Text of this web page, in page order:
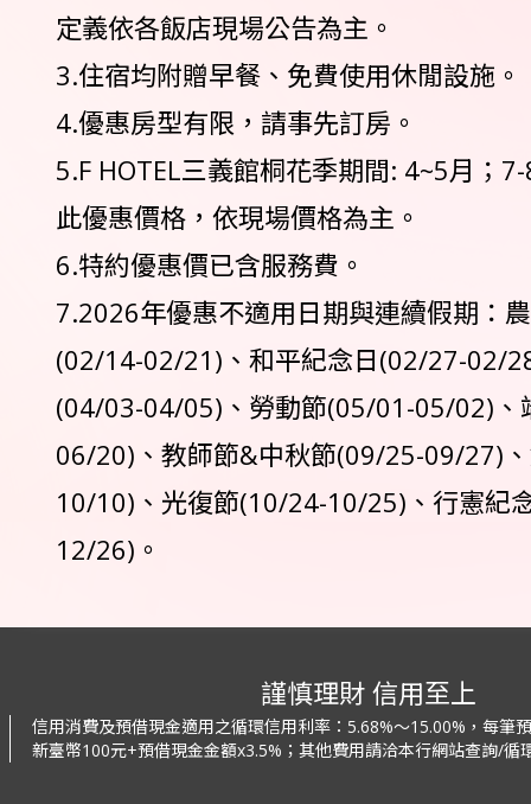
定義依各飯店現場公告為主。
3.住宿均附贈早餐、免費使用休閒設施。
4.優惠房型有限，請事先訂房。
5.F HOTEL三義館桐花季期間: 4~5月；
此優惠價格，依現場價格為主。
6.特約優惠價已含服務費。
7.2026年優惠不適用日期與連續假期：
(02/14-02/21)、和平紀念日(02/27-02/
(04/03-04/05)、勞動節(05/01-05/02)、
06/20)、教師節&中秋節(09/25-09/27)
10/10)、光復節(10/24-10/25)、行憲紀
12/26)。
謹慎理財 信用至上
信用消費及預借現金適用之循環信用利率： 5.68%～15.00%，每筆
新臺幣100元+預借現金金額x3.5%； 其他費用請洽本行網站查詢/循